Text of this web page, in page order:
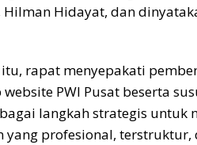
Hidayat, dan
rapat menyepakati
PWI Pusat beserta
langkah strategis untuk
yang profesional, terstruktur,